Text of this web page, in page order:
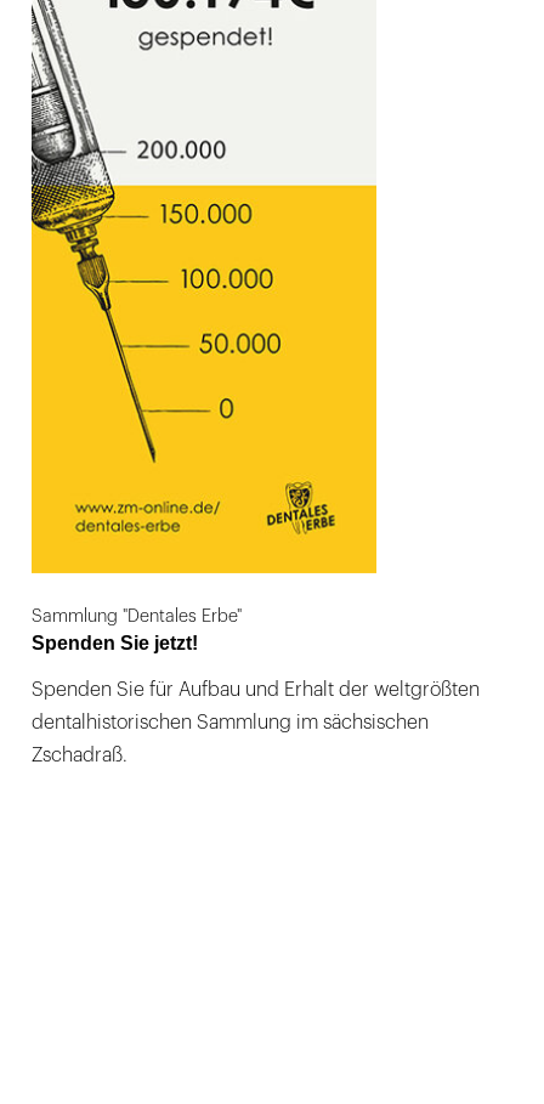
Sammlung "Dentales Erbe"
Spenden Sie jetzt!
Spenden Sie für Aufbau und Erhalt der weltgrößten
dentalhistorischen Sammlung im sächsischen
Zschadraß.